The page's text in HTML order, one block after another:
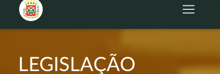
LEGISLAÇÃO